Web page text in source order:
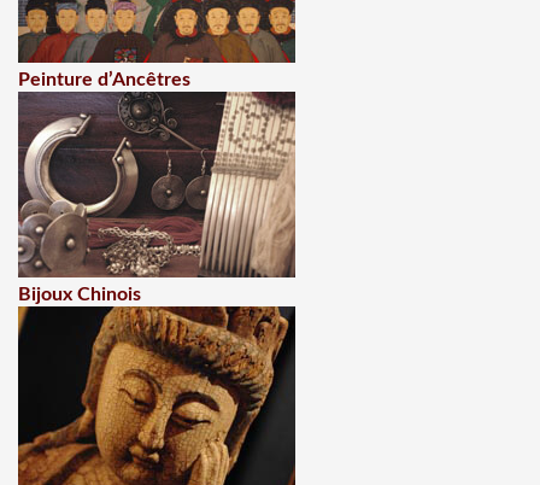
Peinture d’Ancêtres
Bijoux Chinois